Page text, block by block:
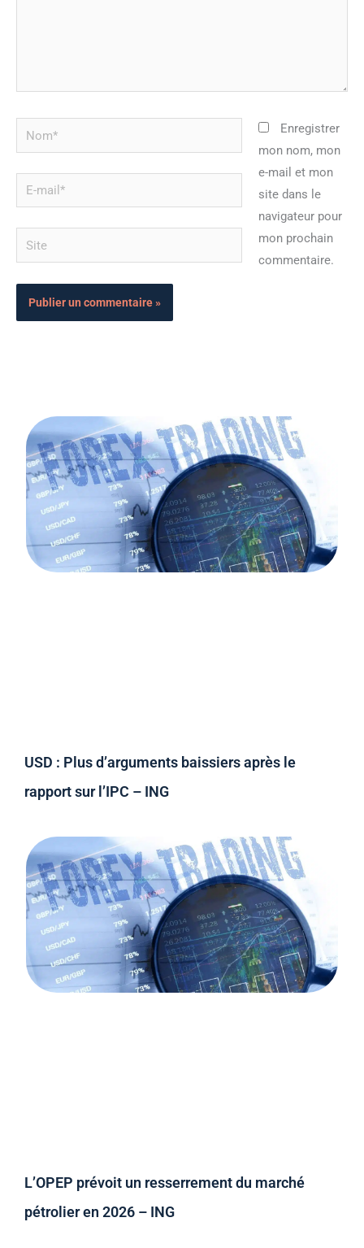
Nom*
mail*
Site
Enregistrer
mon nom, mon
e-mail et mon
site dans le
navigateur pour
mon prochain
commentaire.
USD : Plus d’arguments baissiers après le
rapport sur l’IPC – ING
L’OPEP prévoit un resserrement du marché
pétrolier en 2026 – ING